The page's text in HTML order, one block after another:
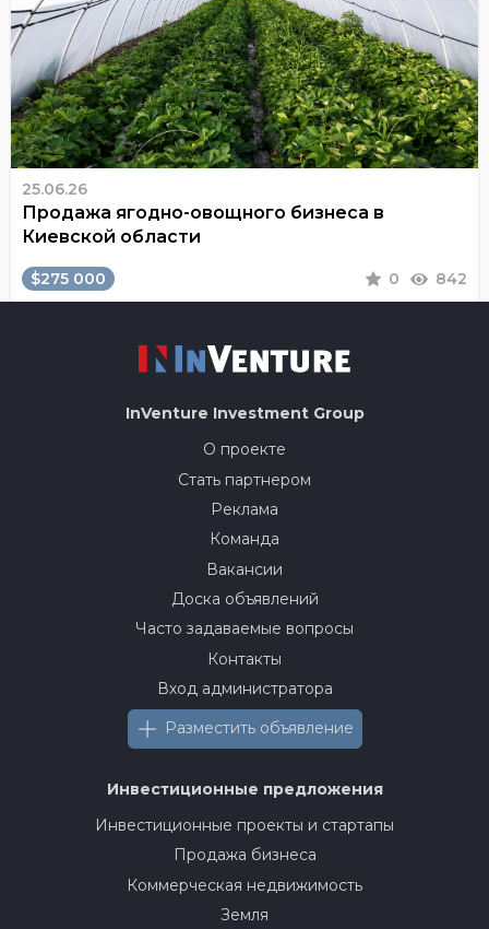
25.06.26
Продажа ягодно-овощного бизнеса в
Киевской области
$275 000 0 842
InVenture Investment Group
О проекте
Стать партнером
Реклама
Команда
Вакансии
Доска объявлений
Часто задаваемые вопросы
Контакты
Вход администратора
Разместить объявление
Инвестиционные предложения
Инвестиционные проекты и стартапы
Продажа бизнеса
Коммерческая недвижимость
Земля